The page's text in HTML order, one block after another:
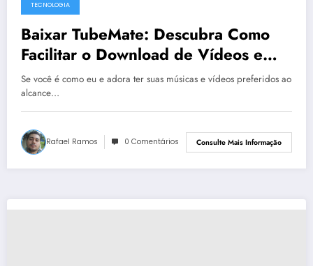
TECNOLOGIA
Baixar TubeMate: Descubra Como
Facilitar o Download de Vídeos e
Músicas
Se você é como eu e adora ter suas músicas e vídeos preferidos ao
alcance…
Rafael Ramos 0 Comentários Consulte Mais Informação